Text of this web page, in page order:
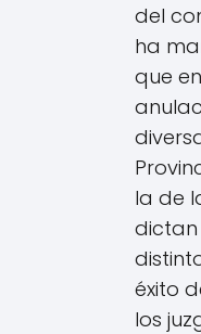
del
ha
que
la de
dictan
éxito
los